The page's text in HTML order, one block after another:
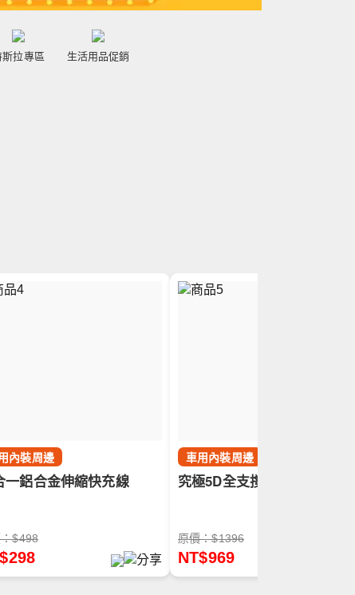
斯拉專區 生活用品促銷
內裝周邊
一鋁合金伸縮快充線
$498
車用內裝周邊
究極5D全支撐車用靠墊組
原價：$1396
NT$969